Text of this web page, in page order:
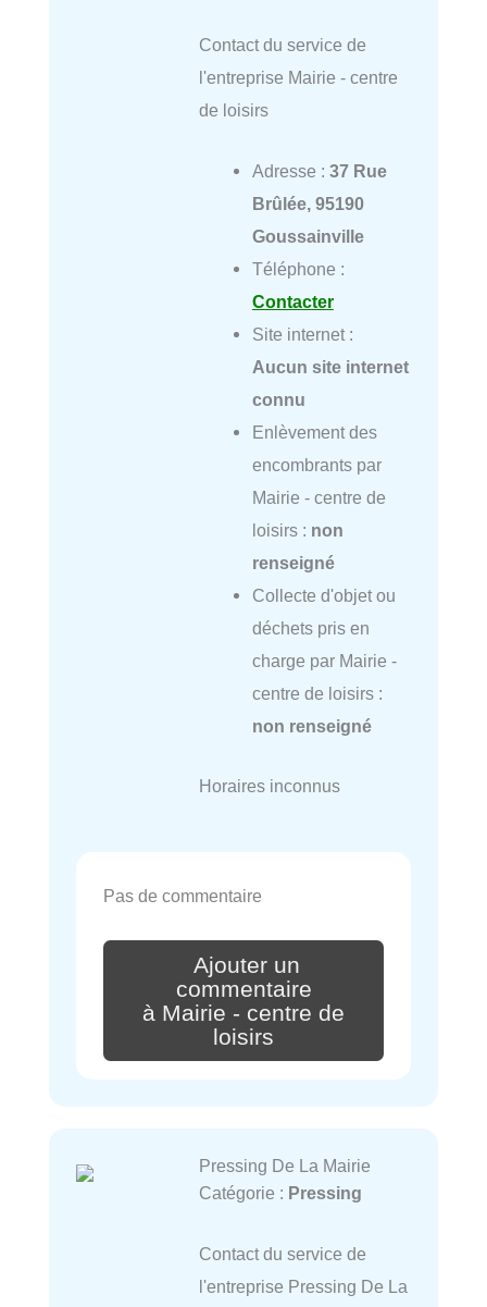
Contact du service de
l'entreprise Mairie - centre
de loisirs
Adresse : 37 Rue
Brûlée, 95190
Goussainville
Téléphone :
Contacter
Site internet :
Aucun site internet
connu
Enlèvement des
encombrants par
Mairie - centre de
loisirs : non
renseigné
Collecte d'objet ou
déchets pris en
charge par Mairie -
centre de loisirs :
non renseigné
Horaires inconnus
Pas de commentaire
Ajouter un
commentaire
à Mairie - centre de
loisirs
Pressing De La Mairie
Catégorie : Pressing
Contact du service de
l'entreprise Pressing De La